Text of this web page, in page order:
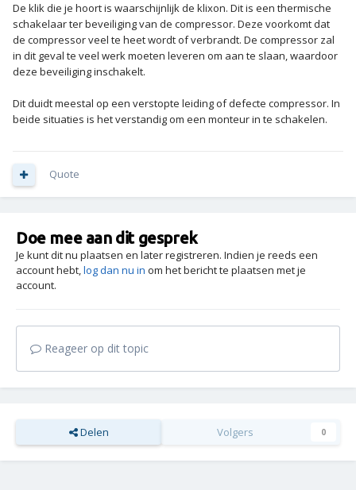
De klik die je hoort is waarschijnlijk de klixon. Dit is een thermische
schakelaar ter beveiliging van de compressor. Deze voorkomt dat
de compressor veel te heet wordt of verbrandt. De compressor zal
in dit geval te veel werk moeten leveren om aan te slaan, waardoor
deze beveiliging inschakelt.
Dit duidt meestal op een verstopte leiding of defecte compressor. In
beide situaties is het verstandig om een monteur in te schakelen.
Quote
Doe mee aan dit gesprek
Je kunt dit nu plaatsen en later registreren. Indien je reeds een
account hebt,log dan nu in om het bericht te plaatsen met je
account.
Reageer op dit topic
Delen Volgers 0